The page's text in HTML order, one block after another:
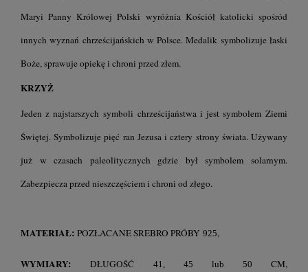
Maryi Panny Królowej Polski wyróżnia Kościół katolicki spośród
innych wyznań chrześcijańskich w Polsce. Medalik symbolizuje łaski
Boże, sprawuje opiekę i chroni przed złem.
KRZYŻ
Jeden z najstarszych symboli chrześcijaństwa i jest symbolem Ziemi
Świętej. Symbolizuje pięć ran Jezusa i cztery strony świata. Używany
już w czasach paleolitycznych gdzie był symbolem solarnym.
Zabezpiecza przed nieszczęściem i chroni od złego.
MATERIAŁ: POZŁACANE SREBRO PRÓBY 925,
WYMIARY: DŁUGOŚĆ 41, 45 lub 50 CM,